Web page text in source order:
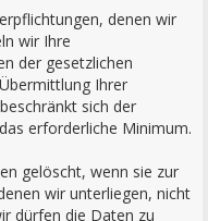
denen wir
wir Ihre
der gesetzlichen
Ihrer
sich der
erforderliche Minimum.
gelöscht, wenn sie zur
wir unterliegen, nicht
dürfen die Daten zu